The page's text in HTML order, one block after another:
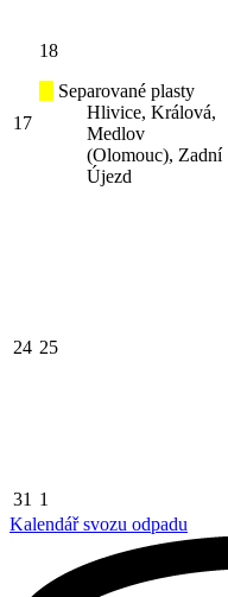
17
18
Separované plasty
Hlivice, Králová,
Medlov
(Olomouc), Zadní
Újezd
24 25
31 1
Kalendář svozu odpadu